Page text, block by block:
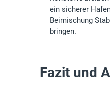
ein sicherer
Beimischung
bringen.
Fazit und